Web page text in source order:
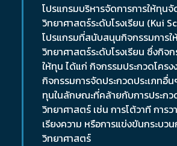
โปรแกรมบริหารจัดการการให้ทุนจั
วิทยาศาสตร์ระดับโรงเรียน (Kui
โปรแกรมที่สนับสนุนกิจกรรมการใ
วิทยาศาสตร์ระดับโรงเรียน ซึ่งกิ
ให้ทุน ได้แก่ กิจกรรมประกวดโคร
กิจกรรมการจัดประกวดประเภทอื่
ทุนในลักษณะที่คล้ายกับการประกว
วิทยาศาสตร์ เช่น การโต้วาที การ
เรียงความ หรือการแข่งขันกระบว
วิทยาศาสตร์